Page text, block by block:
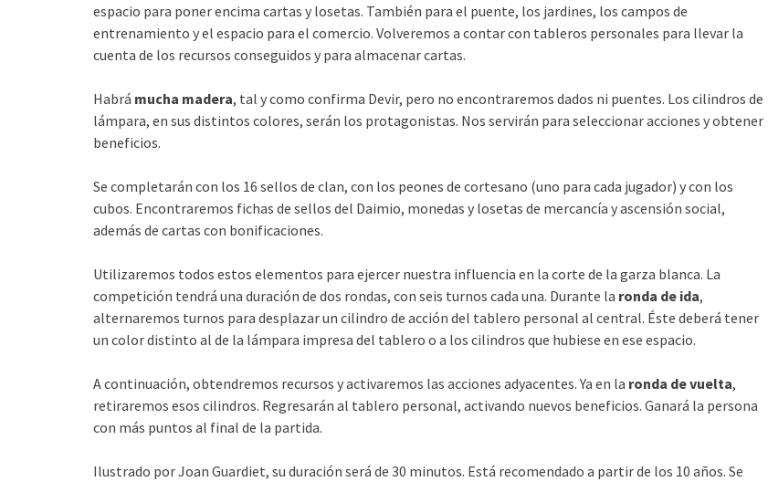
espacio para poner encima cartas y losetas. También para el puente, los jardines, los campos de
entrenamiento y el espacio para el comercio. Volveremos a contar con tableros personales para llevar la
cuenta de los recursos conseguidos y para almacenar cartas.
Habrá mucha madera, tal y como confirma Devir, pero no encontraremos dados ni puentes. Los cilindros de
lámpara, en sus distintos colores, serán los protagonistas. Nos servirán para seleccionar acciones y obtener
beneficios.
Se completarán con los 16 sellos de clan, con los peones de cortesano (uno para cada jugador) y con los
cubos. Encontraremos fichas de sellos del Daimio, monedas y losetas de mercancía y ascensión social,
además de cartas con bonificaciones.
Utilizaremos todos estos elementos para ejercer nuestra influencia en la corte de la garza blanca. La
competición tendrá una duración de dos rondas, con seis turnos cada una. Durante la ronda de ida,
alternaremos turnos para desplazar un cilindro de acción del tablero personal al central. Éste deberá tener
un color distinto al de la lámpara impresa del tablero o a los cilindros que hubiese en ese espacio.
A continuación, obtendremos recursos y activaremos las acciones adyacentes. Ya en la ronda de vuelta,
retiraremos esos cilindros. Regresarán al tablero personal, activando nuevos beneficios. Ganará la persona
con más puntos al final de la partida.
Ilustrado por Joan Guardiet, su duración será de 30 minutos. Está recomendado a partir de los 10 años. Se